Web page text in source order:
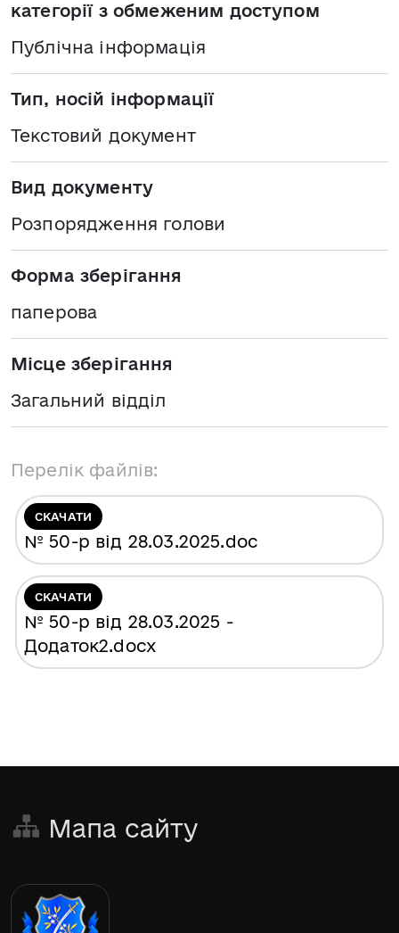
категорії з обмеженим доступом
Публічна інформація
Тип, носій інформації
Текстовий документ
Вид документу
Розпорядження голови
Форма зберігання
паперова
Місце зберігання
Загальний відділ
Перелік файлів:
СКАЧАТИ
№ 50-р від 28.03.2025.doc
СКАЧАТИ
№ 50-р від 28.03.2025 -
Додаток2.docx
Мапа сайту